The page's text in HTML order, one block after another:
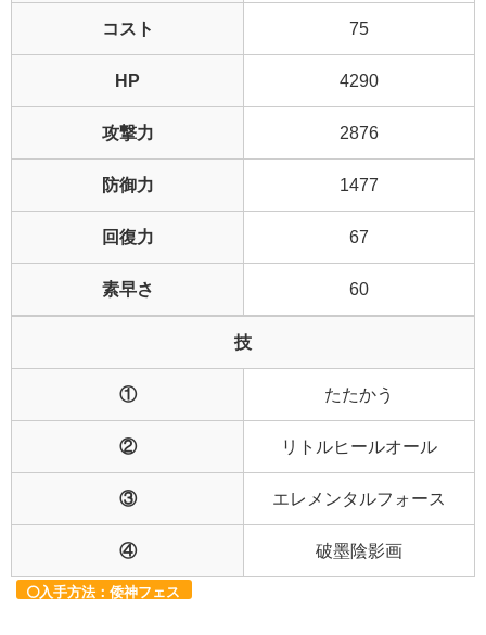
コスト 75
HP 4290
攻撃力 2876
防御力 1477
回復力 67
素早さ 60
技
① たたかう
② リトルヒールオール
③ エレメンタルフォース
④ 破墨陰影画
入手方法：倭神フェス